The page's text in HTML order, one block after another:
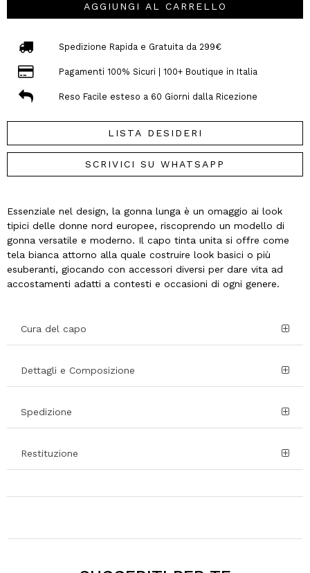
AGGIUNGI AL CARRELLO
Spedizione Rapida e Gratuita da 299€
Pagamenti 100% Sicuri | 100+ Boutique in Italia
Reso Facile esteso a 60 Giorni dalla Ricezione
LISTA DESIDERI
SCRIVICI SU WHATSAPP
Essenziale nel design, la gonna lunga è un omaggio ai look
tipici delle donne nord europee, riscoprendo un modello di
gonna versatile e moderno. Il capo tinta unita si offre come
tela bianca attorno alla quale costruire look basici o più
esuberanti, giocando con accessori diversi per dare vita ad
accostamenti adatti a contesti e occasioni di ogni genere.
Cura del capo
Dettagli e Composizione
Spedizione
Restituzione